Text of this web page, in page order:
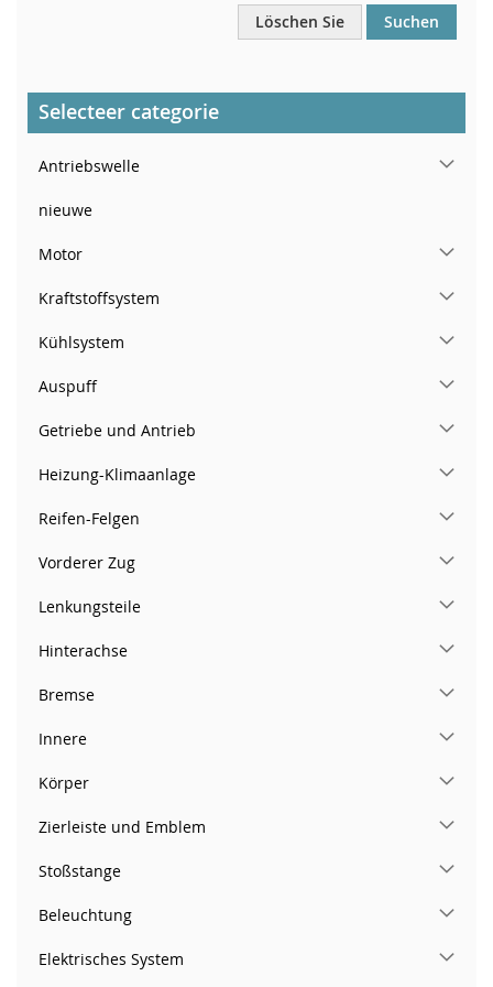
Löschen Sie Suchen
Selecteer categorie
Antriebswelle
nieuwe
Motor
Kraftstoffsystem
Kühlsystem
Auspuff
Getriebe und Antrieb
Heizung-Klimaanlage
Reifen-Felgen
Vorderer Zug
Lenkungsteile
Hinterachse
Bremse
Innere
Körper
Zierleiste und Emblem
Stoßstange
Beleuchtung
Elektrisches System